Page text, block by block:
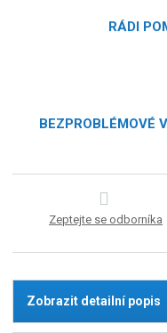
RÁDI
BEZPROBLÉMOVÉ
Zeptejte se odborníka
Zobrazit detailní popis